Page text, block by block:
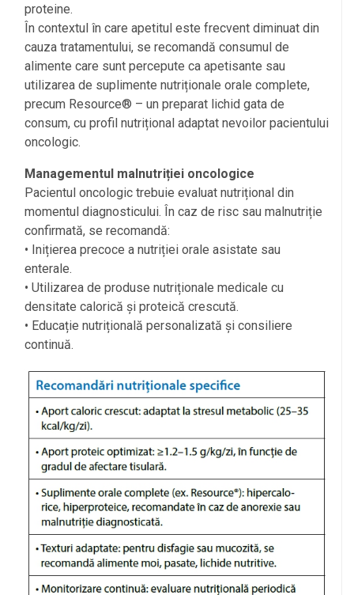
proteine.
În contextul în care apetitul este frecvent diminuat din
cauza tratamentului, se recomandă consumul de
alimente care sunt percepute ca apetisante sau
utilizarea de suplimente nutriționale orale complete,
precum Resource® – un preparat lichid gata de
consum, cu profil nutrițional adaptat nevoilor pacientului
oncologic.
Managementul malnutriției oncologice
Pacientul oncologic trebuie evaluat nutrițional din
momentul diagnosticului. În caz de risc sau malnutriție
confirmată, se recomandă:
• Inițierea precoce a nutriției orale asistate sau
enterale.
• Utilizarea de produse nutriționale medicale cu
densitate calorică și proteică crescută.
• Educație nutrițională personalizată și consiliere
continuă.